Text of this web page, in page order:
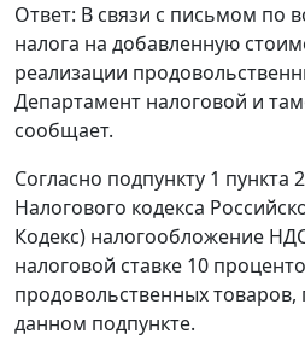
Ответ: В связи с письмом по
налога на добавленную
реализации
Департамент налоговой и
сообщает.
Согласно подпункту 1 пункта
Налогового кодекса
Кодекс) налогообложение
налоговой ставке 10
продовольственных
данном подпункте.